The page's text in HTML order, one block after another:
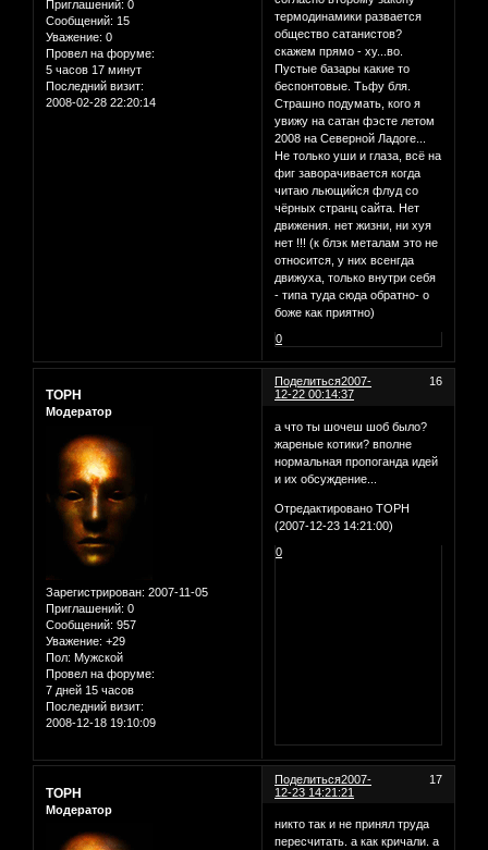
Приглашений: 0
Сообщений: 15
Уважение: 0
Провел на форуме:
5 часов 17 минут
Последний визит:
2008-02-28 22:20:14
термодинамики развается
общество сатанистов?
скажем прямо - ху...во.
Пустые базары какие то
беспонтовые. Тьфу бля.
Страшно подумать, кого я
увижу на сатан фэсте летом
2008 на Северной Ладоге...
Не только уши и глаза, всё на
фиг заворачивается когда
читаю льющийся флуд со
чёрных странц сайта. Нет
движения. нет жизни, ни хуя
нет !!! (к блэк металам это не
относится, у них всенгда
движуха, только внутри себя
- типа туда сюда обратно- о
боже как приятно)
0
Поделиться 16
2007-
12-22 00:14:37
ТОРН
Модератор
Зарегистрирован: 2007-11-05
Приглашений: 0
Сообщений: 957
Уважение: +29
Пол: Мужской
Провел на форуме:
7 дней 15 часов
Последний визит:
2008-12-18 19:10:09
а что ты шочеш шоб было?
жареные котики? вполне
нормальная пропоганда идей
и их обсуждение...
Отредактировано ТОРН
(2007-12-23 14:21:00)
0
Поделиться 17
2007-
12-23 14:21:21
ТОРН
Модератор
никто так и не принял труда
пересчитать. а как кричали. а